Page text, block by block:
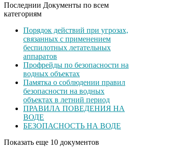
Последнии Документы по всем
категориям
Порядок действий при угрозах,
связанных с применением
беспилотных летательных
аппаратов
Профрейды по безопасности на
водных объектах
Памятка о соблюдении правил
безопасности на водных
объектах в летний период
ПРАВИЛА ПОВЕДЕНИЯ НА
ВОДЕ
БЕЗОПАСНОСТЬ НА ВОДЕ
Показать еще 10 документов